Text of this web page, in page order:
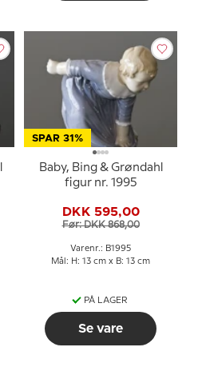
SPAR 31%
Baby, Bing & Grøndahl
figur nr. 1995
DKK 595,00
Før: DKK 868,00
Varenr.: B1995
Mål: H: 13 cm x B: 13 cm
PÅ LAGER
Se vare